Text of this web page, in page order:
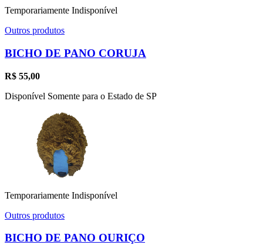
Temporariamente Indisponível
Outros produtos
BICHO DE PANO CORUJA
R$ 55,00
Disponível Somente para o Estado de SP
Temporariamente Indisponível
Outros produtos
BICHO DE PANO OURIÇO